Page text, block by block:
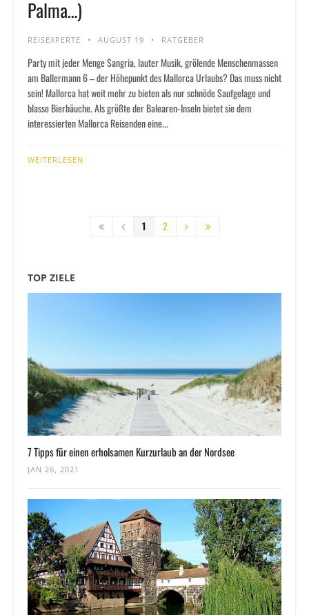
Palma…)
REISEXPERTE AUGUST 19 RATGEBER
Party mit jeder Menge Sangria, lauter Musik, grölende Menschenmassen
am Ballermann 6 – der Höhepunkt des Mallorca Urlaubs? Das muss nicht
sein! Mallorca hat weit mehr zu bieten als nur schnöde Saufgelage und
blasse Bierbäuche. Als größte der Balearen-Inseln bietet sie dem
interessierten Mallorca Reisenden eine...
WEITERLESEN
1 2
TOP ZIELE
7 Tipps für einen erholsamen Kurzurlaub an der Nordsee
JAN 26, 2021